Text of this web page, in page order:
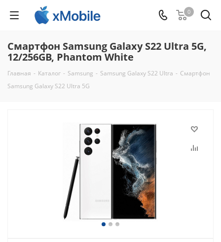
0
Смартфон Samsung Galaxy S22 Ultra 5G,
12/256GB, Phantom White
Главная - Каталог - Samsung - Samsung Galaxy S22 Ultra - Смартфон
Samsung Galaxy S22 Ultra 5G